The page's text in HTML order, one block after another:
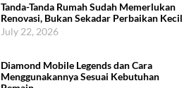
Tanda-Tanda Rumah Sudah Memerlukan
Renovasi, Bukan Sekadar Perbaikan Kecil
July 22, 2026
Diamond Mobile Legends dan Cara
Menggunakannya Sesuai Kebutuhan